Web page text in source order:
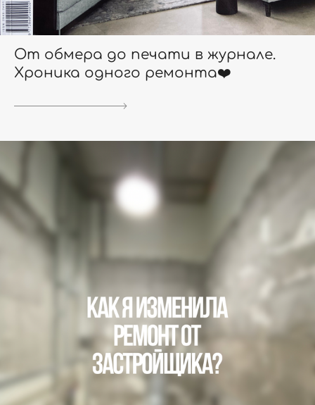
От обмера до печати в журнале.
Хроника одного ремонта❤️